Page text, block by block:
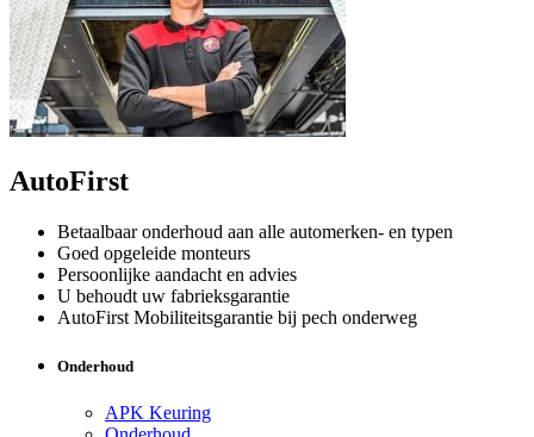
AutoFirst
Betaalbaar onderhoud aan alle automerken- en typen
Goed opgeleide monteurs
Persoonlijke aandacht en advies
U behoudt uw fabrieksgarantie
AutoFirst Mobiliteitsgarantie bij pech onderweg
Onderhoud
APK Keuring